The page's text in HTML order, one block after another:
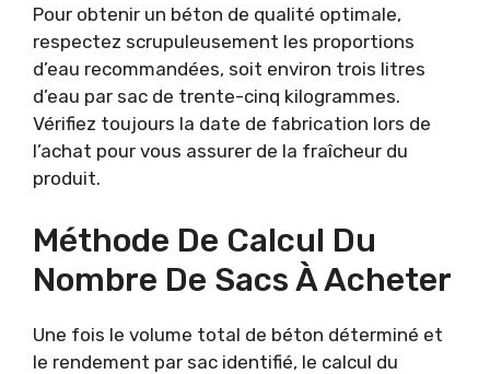
Pour obtenir un béton de qualité optimale,
respectez scrupuleusement les proportions
d’eau recommandées, soit environ trois litres
d’eau par sac de trente-cinq kilogrammes.
Vérifiez toujours la date de fabrication lors de
l’achat pour vous assurer de la fraîcheur du
produit.
Méthode De Calcul Du
Nombre De Sacs À Acheter
Une fois le volume total de béton déterminé et
le rendement par sac identifié, le calcul du